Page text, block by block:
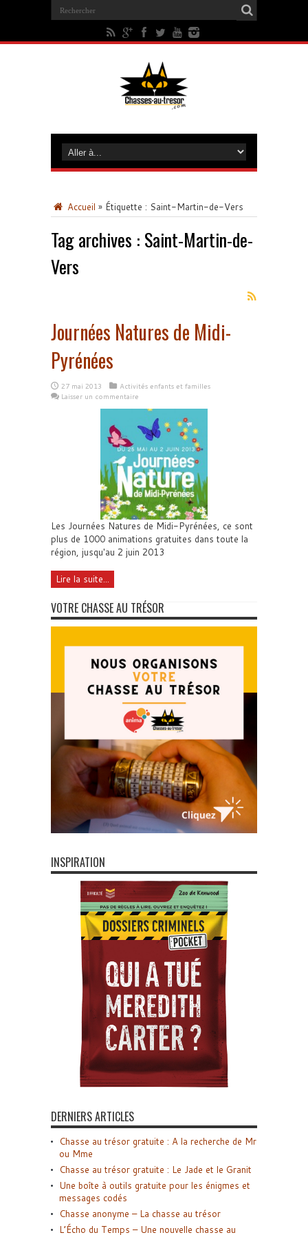
Accueil » Étiquette : Saint-Martin-de-Vers
Tag archives : Saint-Martin-de-
Vers
Journées Natures de Midi-
Pyrénées
27 mai 2013
Activités enfants et familles
Laisser un commentaire
Les Journées Natures de Midi-Pyrénées, ce sont
plus de 1000 animations gratuites dans toute la
région, jusqu'au 2 juin 2013
Lire la suite...
VOTRE CHASSE AU TRÉSOR
INSPIRATION
DERNIERS ARTICLES
Chasse au trésor gratuite : A la recherche de Mr
ou Mme
Chasse au trésor gratuite : Le Jade et le Granit
Une boîte à outils gratuite pour les énigmes et
messages codés
Chasse anonyme – La chasse au trésor
L’Écho du Temps – Une nouvelle chasse au